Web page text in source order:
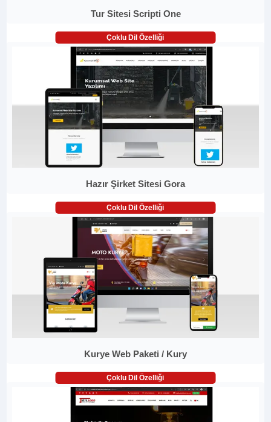
Tur Sitesi Scripti One
Çoklu Dil Özelliği
Hazır Şirket Sitesi Gora
Çoklu Dil Özelliği
Kurye Web Paketi / Kury
Çoklu Dil Özelliği